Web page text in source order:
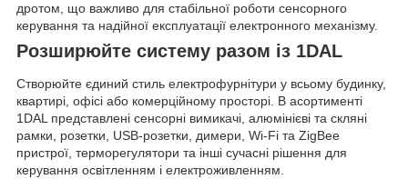
дротом, що важливо для стабільної роботи сенсорного
керування та надійної експлуатації електронного механізму.
Розширюйте систему разом із 1DAL
Створюйте єдиний стиль електрофурнітури у всьому будинку,
квартирі, офісі або комерційному просторі. В асортименті
1DAL представлені сенсорні вимикачі, алюмінієві та скляні
рамки, розетки, USB-розетки, димери, Wi-Fi та ZigBee
пристрої, терморегулятори та інші сучасні рішення для
керування освітленням і електроживленням.